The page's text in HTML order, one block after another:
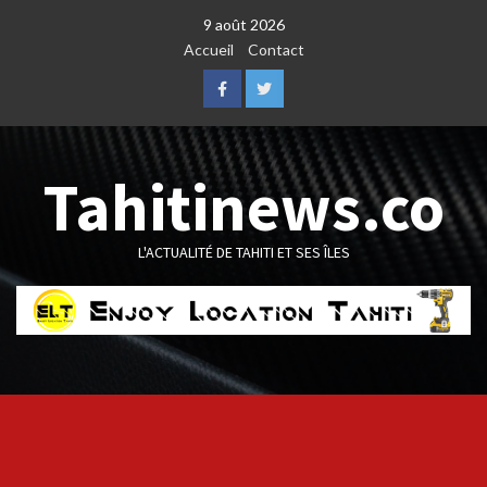
9 août 2026
Accueil
Contact
FacebookTwitter
Tahitinews.co
L'ACTUALITÉ DE TAHITI ET SES ÎLES